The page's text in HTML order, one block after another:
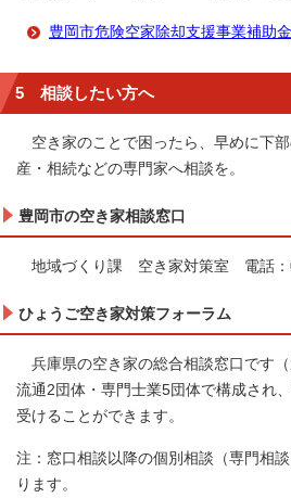
豊岡市危険空家除却支援事業補助金
5 相談したい方へ
空き家のことで困ったら、早めに下
産・相続などの専門家へ相談を。
豊岡市の空き家相談窓口
地域づくり課 空き家対策室 電話：
ひょうご空き家対策フォーラム
兵庫県の空き家の総合相談窓口です
流通2団体・専門士業5団体で構成され
受けることができます。
注：窓口相談以降の個別相談（専門相
ります。